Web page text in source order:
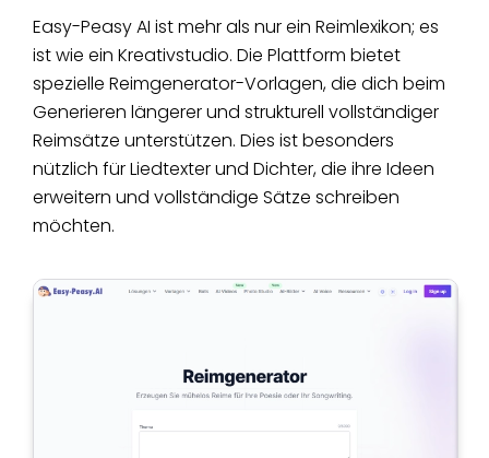
Easy-Peasy AI ist mehr als nur ein Reimlexikon; es
ist wie ein Kreativstudio. Die Plattform bietet
spezielle Reimgenerator-Vorlagen, die dich beim
Generieren längerer und strukturell vollständiger
Reimsätze unterstützen. Dies ist besonders
nützlich für Liedtexter und Dichter, die ihre Ideen
erweitern und vollständige Sätze schreiben
möchten.